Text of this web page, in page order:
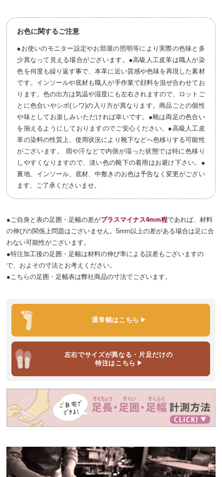
お色に関するご注意
●お使いのモニター設定やお部屋の照明等により実際の色味と多
少異なって見える場合がございます。●高級人工皮革は職人が染
色を何度も繰り返す事で、本革に近い質感や色味を再現した素材
です。インソールや底材も職人が手作業で顔料を混ぜ合わせてお
ります。色の出方は気温や湿度にも左右されますので、ロットご
とに色合いやシボ(シワ)の入り方が異なります。商品ごとの個性
や味としてお楽しみいただければ幸いです。●靴は両足の色合い
を揃えるようにしておりますのでご安心ください。●高級人工皮
革の染料の性質上、使用状況により靴下などへ色移りする可能性
がございます。 雨や汗などで内側が湿った状態では特に色移り
しやすくなりますので、淡い色の靴下の着用はお避け下さい。●
裏地、インソール、底材、中敷きのお色は予告なく変更がござい
ます、ご了承くださいませ。
●ご自身と表の足囲・足幅の差がプラスマイナス4mm程であれば、材料
の伸びの関係上問題はございません。5mm以上の差がある場合は足に合
わない可能性がございます。
●特注加工後の足囲・足幅は材料の伸び率による誤差もございますの
で、およその寸法とお考えください。
●こちらの足囲・足幅表は弊社商品の寸法でございます。
通常幅はこちら
左右でサイズが異なる・片足だけの
特注はこちら